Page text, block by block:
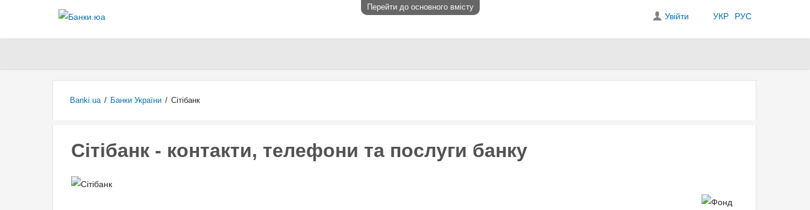
Перейти до основного вмісту
Увійти УКР РУС
Banki.ua / Банки України / Сітібанк
Сітібанк - контакти, телефони та послуги банку